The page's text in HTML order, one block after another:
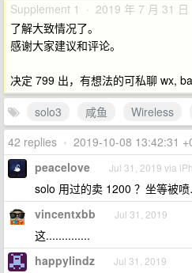
Supplement 1 · 2019 年 7 月 31 日
了解大致情况了。
感谢大家建议和评论。
决定 799 出，有想法的可私聊 wx,
solo3
咸鱼 Wireless
42 replies • 2019-10-08 13:42:31
peacelove Jul 31, 2019 via
solo 用过的卖 1200 ？坐等被
vincentxbb Jul 31, 2019
这..............
happylindz Jul 31, 2019